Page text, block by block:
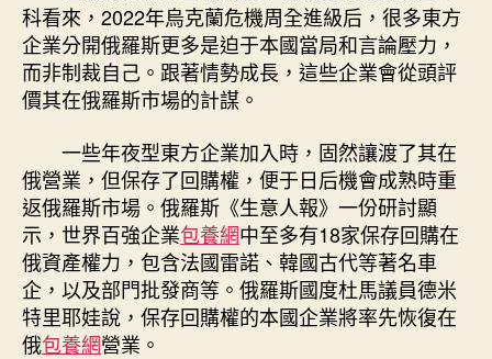
科看來，2022年烏克蘭危機周全進級后，很多東方
企業分開俄羅斯更多是迫于本國當局和言論壓力，
而非制裁自己。跟著情勢成長，這些企業會從頭評
價其在俄羅斯市場的計謀。
一些年夜型東方企業加入時，固然讓渡了其在
俄營業，但保存了回購權，便于日后機會成熟時重
返俄羅斯市場。俄羅斯《生意人報》一份研討顯
示，世界百強企業包養網中至多有18家保存回購在
俄資產權力，包含法國雷諾、韓國古代等著名車
企，以及部門批發商等。俄羅斯國度杜馬議員德米
特里耶娃說，保存回購權的本國企業將率先恢復在
俄包養網營業。